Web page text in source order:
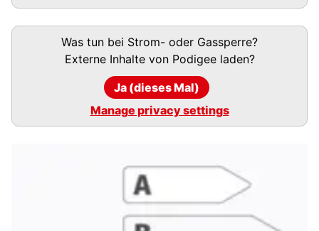
Podigee-
Was tun bei Strom- oder Gassperre?
Externe Inhalte von Podigeeladen?
Ja (dieses Mal)
Manage privacy settings